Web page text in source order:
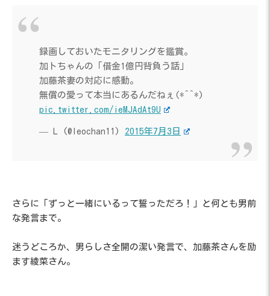
録画しておいたモニタリングを鑑賞。
加トちゃんの「借金1億円背負う話」
加藤茶妻の対応に感動。
無償の愛って本当にあるんだねぇ(*^^*)
pic.twitter.com/ieMJAdAt9U
— L (@leochan11) 2015年7月3日
さらに「ずっと一緒にいるって誓っただろ！」と何とも男前
な発言まで。
迷うどころか、男らしさ全開の潔い発言で、加藤茶さんを励
ます綾菜さん。